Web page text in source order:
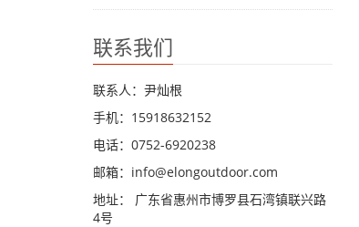
联系我们
联系人：尹灿根
手机：15918632152
电话：0752-6920238
邮箱： info@elongoutdoor.com
地址： 广东省惠州市博罗县石湾镇联兴路
4号